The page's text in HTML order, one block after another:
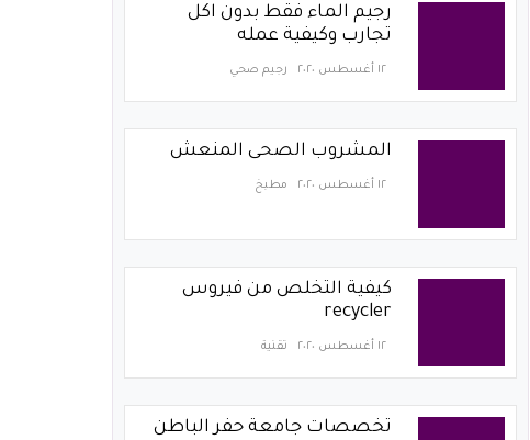
رجيم الماء فقط بدون اكل
تجارب وكيفية عمله
١٢ أغسطس ٢٠٢٠ رجيم صحي
المشروب الصحى المنعش
١٢ أغسطس ٢٠٢٠ مطبخ
كيفية التخلص من فيروس
recycler
١٢ أغسطس ٢٠٢٠ تقنية
تخصصات جامعة حفر الباطن